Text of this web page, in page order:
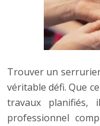
Trouver un
véritable défi. Que
travaux planifiés,
professionnel